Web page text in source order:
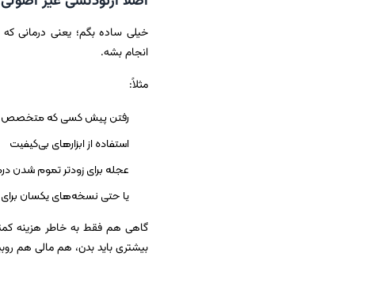
خیلی ساده بگم؛ یعنی درمانی
انجام بشه.
مثلاً:
رفتن پیش کسی که متخصص
استفاده از ابزارهای بی‌کیفیت
عجله برای زودتر تموم شدن
یا حتی نسخه‌های یکسان برای
گاهی هم فقط به خاطر هزینه
بیشتری باید بدن، هم مالی هم